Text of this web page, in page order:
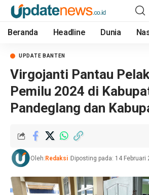
Beranda Headline Dunia
UPDATE BANTEN
Virgojanti Pantau
Pemilu 2024 di
Pandeglang dan
Oleh: Redaksi Diposting pada: 14 Februari